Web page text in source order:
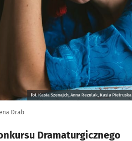
fot. Kasia Szenajch, Anna Rezulak, Kasia Pietruska
Drab
Dramaturgicznego